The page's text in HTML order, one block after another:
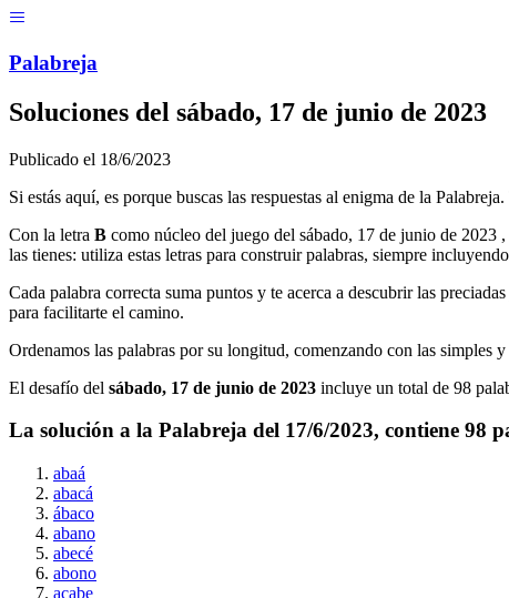
Palabreja
Soluciones del sábado, 17 de junio de 2023
Publicado el 18/6/2023
Si estás aquí, es porque buscas las respuestas al enigma de la
Con la letra B como núcleo del juego del sábado, 17 de junio de 2023
las tienes: utiliza estas letras para construir palabras, siempre
Cada palabra correcta suma puntos y te acerca a descubrir las preciadas
para facilitarte el camino.
Ordenamos las palabras por su longitud, comenzando con las simples
El desafío del sábado, 17 de junio de 2023 incluye un total de 98
La solución a la Palabreja del 17/6/2023, contiene 98
abaá
abacá
ábaco
abano
abecé
abono
acabe